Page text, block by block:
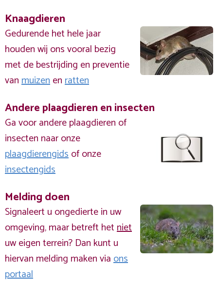
Knaagdieren
Gedurende het hele jaar
houden wij ons vooral bezig
met de bestrijding en preventie
vanmuizenenratten
Andere plaagdieren en insecten
Ga voor andere plaagdieren of
insecten naar onze
plaagdierengidsof onze
insectengids
Melding doen
Signaleert u ongedierte in uw
omgeving, maar betreft hetniet
uw eigen terrein? Dan kunt u
hiervan melding maken viaons
portaal